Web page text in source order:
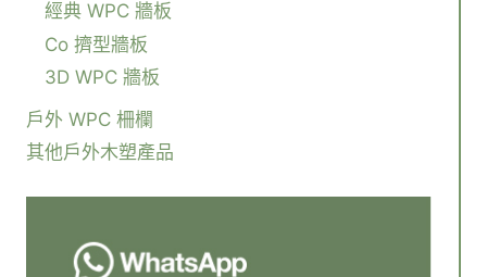
經典 WPC 牆板
Co 擠型牆板
3D WPC 牆板
戶外 WPC 柵欄
其他戶外木塑產品